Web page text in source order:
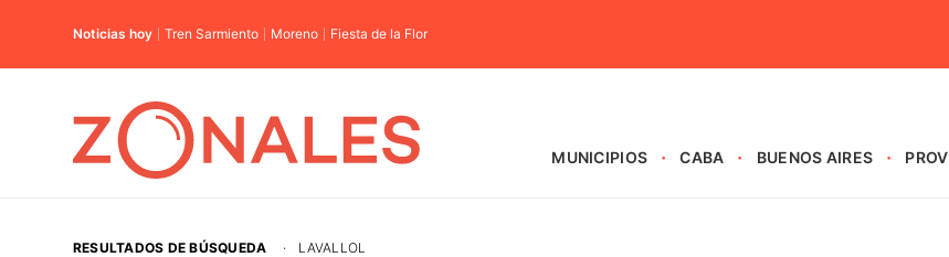
Noticias hoy Tren Sarmiento Moreno Fiesta de la Flor
MUNICIPIOS CABA BUENOS AIRES
RESULTADOS DE BÚSQUEDA · LAVALLOL